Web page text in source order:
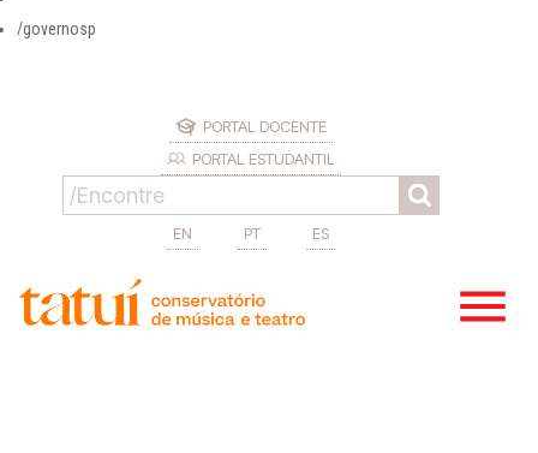
/governosp
PORTAL DOCENTE
PORTAL ESTUDANTIL
EN PT ES